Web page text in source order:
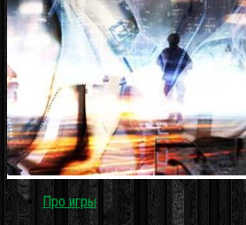
Про игры